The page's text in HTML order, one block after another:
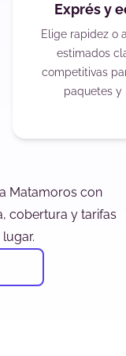
Exprés y
Elige rapidez o
estimados
competitivas
paquetes y
Matamoros con
cobertura y tarifas